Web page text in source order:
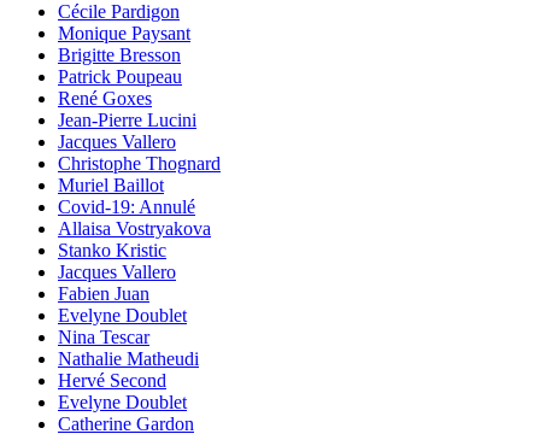
Cécile Pardigon
Monique Paysant
Brigitte Bresson
Patrick Poupeau
René Goxes
Jean-Pierre Lucini
Jacques Vallero
Christophe Thognard
Muriel Baillot
Covid-19: Annulé
Allaisa Vostryakova
Stanko Kristic
Jacques Vallero
Fabien Juan
Evelyne Doublet
Nina Tescar
Nathalie Matheudi
Hervé Second
Evelyne Doublet
Catherine Gardon